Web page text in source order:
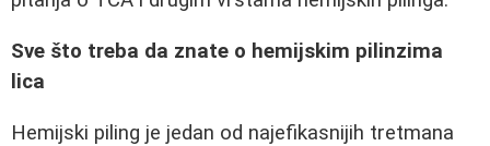
Sve što treba da znate o hemijskim pilinzima
lica
Hemijski piling je jedan od najefikasnijih tretmana